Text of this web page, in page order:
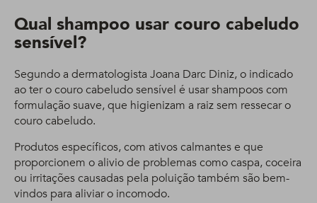
Qual shampoo usar couro cabeludo
sensível?
Segundo a dermatologista Joana Darc Diniz, o indicado
ao ter o couro cabeludo sensível é usar shampoos com
formulação suave, que higienizam a raiz sem ressecar o
couro cabeludo.
Produtos específicos, com ativos calmantes e que
proporcionem o alivio de problemas como caspa, coceira
ou irritações causadas pela poluição também são bem-
vindos para aliviar o incomodo.